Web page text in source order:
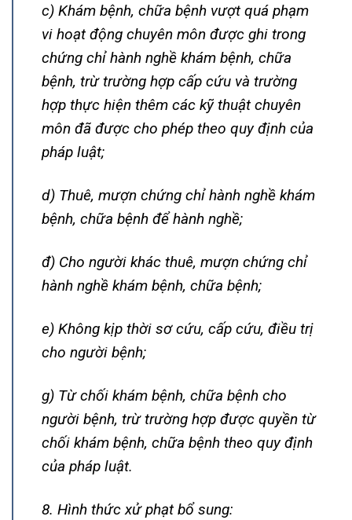
c) Khám bệnh, chữa bệnh vượt quá phạm
vi hoạt động chuyên môn được ghi trong
chứng chỉ hành nghề khám bệnh, chữa
bệnh, trừ trường hợp cấp cứu và trường
hợp thực hiện thêm các kỹ thuật chuyên
môn đã được cho phép theo quy định của
pháp luật;
d) Thuê, mượn chứng chỉ hành nghề khám
bệnh, chữa bệnh để hành nghề;
đ) Cho người khác thuê, mượn chứng chỉ
hành nghề khám bệnh, chữa bệnh;
e) Không kịp thời sơ cứu, cấp cứu, điều trị
cho người bệnh;
g) Từ chối khám bệnh, chữa bệnh cho
người bệnh, trừ trường hợp được quyền từ
chối khám bệnh, chữa bệnh theo quy định
của pháp luật.
8. Hình thức xử phạt bổ sung: